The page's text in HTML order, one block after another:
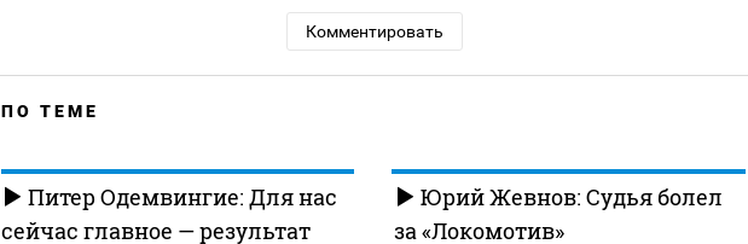
Комментировать
ПО ТЕМЕ
Питер Одемвингие: Для нас
сейчас главное — результат
Юрий Жевнов: Судья болел
за «Локомотив»